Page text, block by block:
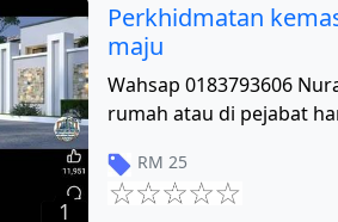
1
Perkhidmatan
maju
Wahsap 0183793606
rumah atau di pejabat
RM 25